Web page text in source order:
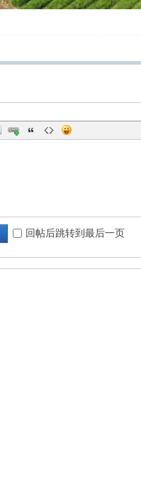
回帖后跳转到最后一页